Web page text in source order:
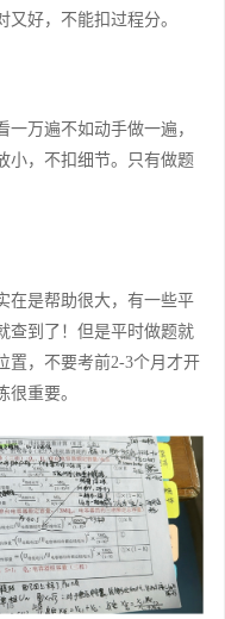
好，不能扣过程分。
万遍不如动手做一遍，
小，不扣细节。只有做题
在是帮助很大，有一些平
查到了！但是平时做题就
置，不要考前2-3个月才开
重要。